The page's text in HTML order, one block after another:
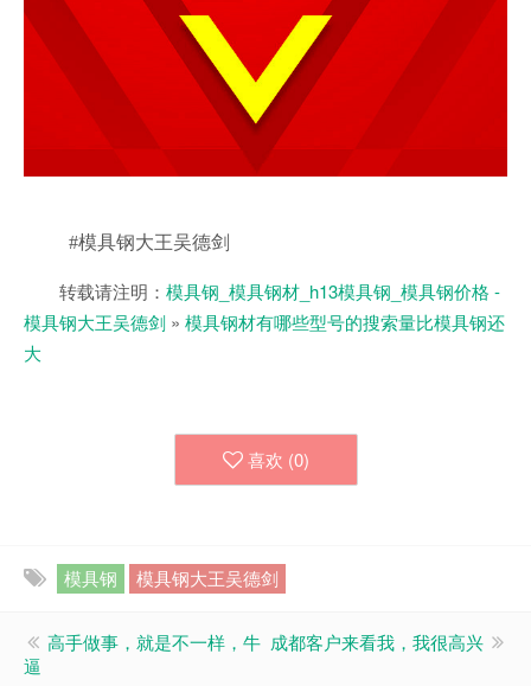
#模具钢大王吴德剑
转载请注明： 模具钢_模具钢材_h13模具钢_模具钢价格 -
模具钢大王吴德剑 » 模具钢材有哪些型号的搜索量比模具钢还
大
喜欢 (0)
模具钢 模具钢大王吴德剑
高手做事，就是不一样，牛
逼
成都客户来看我，我很高兴